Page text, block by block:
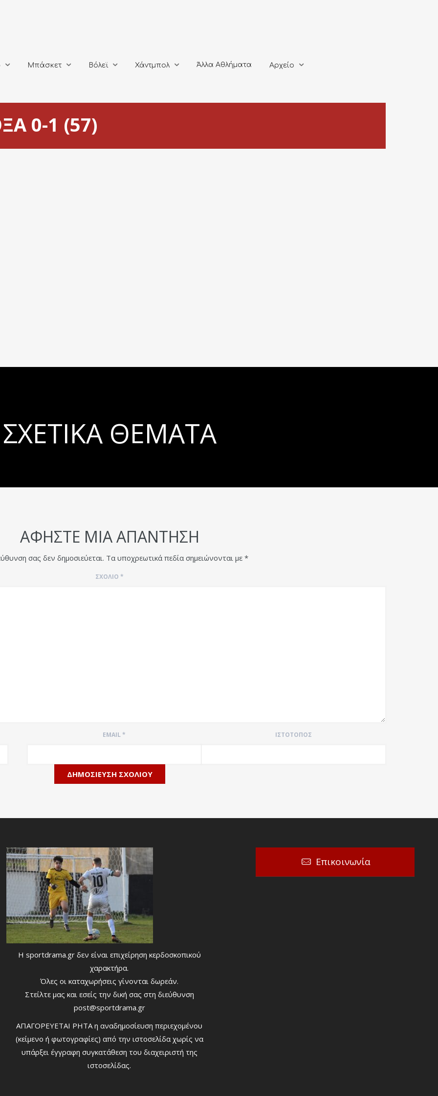
Μπάσκετ Βόλεϊ Χάντμπολ Άλλα Αθλήματα Αρχείο
0-1 (57)
ΣΧΕΤΙΚΆ ΘΈΜΑΤΑ
ΑΦΉΣΤΕ ΜΙΑ ΑΠΆΝΤΗΣΗ
σας δεν δημοσιεύεται. Τα υποχρεωτικά πεδία σημειώνονται με *
ΣΧΌΛΙΟ *
EMAIL* ΙΣΤΌΤΟΠΟΣ
Η sportdrama.gr δεν είναι επιχείρηση κερδοσκοπικού
χαρακτήρα.
Όλες οι καταχωρήσεις γίνονται δωρεάν.
Στείλτε μας και εσείς την δική σας στη διεύθυνση
post@sportdrama.gr
ΑΠΑΓΟΡΕΥΕΤΑΙ ΡΗΤΑ η αναδημοσίευση περιεχομένου
(κείμενο ή φωτογραφίες) από την ιστοσελίδα χωρίς να
υπάρξει έγγραφη συγκατάθεση του διαχειριστή της
ιστοσελίδας.
Επικοινωνία